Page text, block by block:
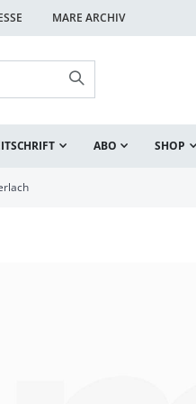
MARE ARCHIV
ABO SHOP